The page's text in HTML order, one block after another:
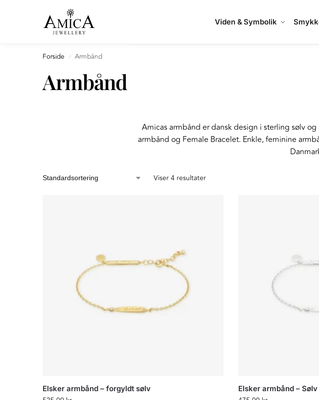
Viden & Symbolik
Forside / Armbånd
Armbånd
Amicas armbånd er dansk design i sterling sølv
armbånd og Female Bracelet. Enkle, feminine
Viser 4 resultater
Elsker armbånd – forgyldt sølv Elsker armbånd – Sølv